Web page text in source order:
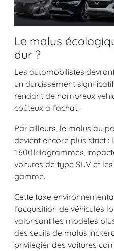
Le malus
dur ?
Les automobilistes
un durcissement
rendant de nombreux
coûteux à l’achat.
Par ailleurs, le malus au
devient encore plus strict :
1 600 kilogrammes,
voitures de type SUV et
gamme.
Cette taxe
l’acquisition de véhicules
valorisant les modèles
des seuils de malus
privilégier des voitures